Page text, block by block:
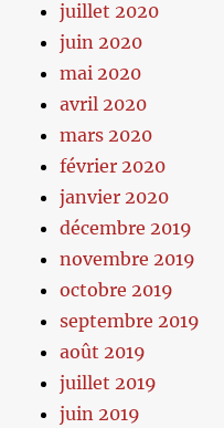
juillet 2020
juin 2020
mai 2020
avril 2020
mars 2020
février 2020
janvier 2020
décembre 2019
novembre 2019
octobre 2019
septembre 2019
août 2019
juillet 2019
juin 2019